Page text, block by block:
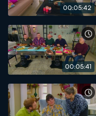
00:05:42
00:05:41